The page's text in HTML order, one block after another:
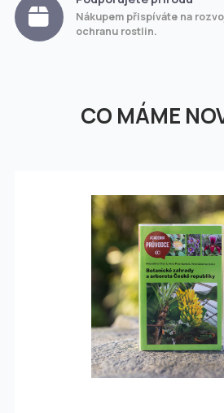
Nákupem přispíváte na
ochranu rostlin.
CO MÁME